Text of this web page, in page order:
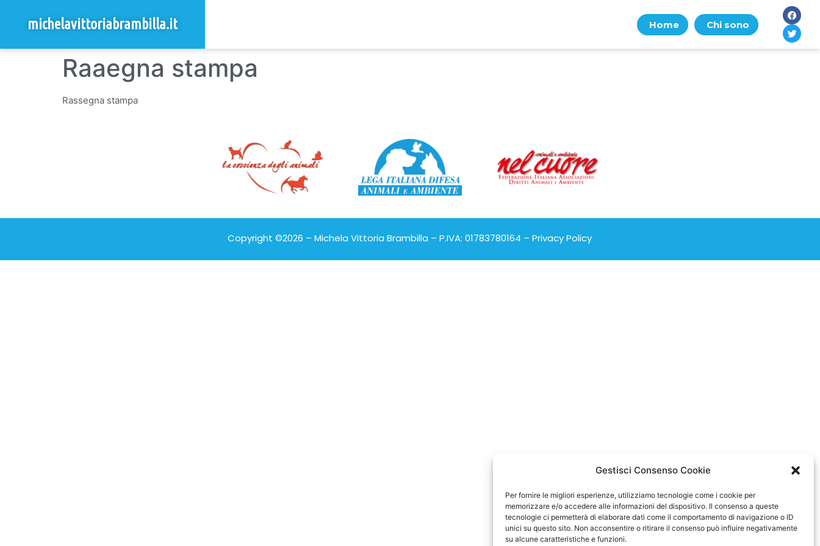
Gestisci Consenso Cookie
Per fornire le migliori esperienze, utilizziamo tecnologie come i cookie per
memorizzare e/o accedere alle informazioni del dispositivo. Il consenso a queste
tecnologie ci permetterà di elaborare dati come il comportamento di navigazione o ID
unici su questo sito. Non acconsentire o ritirare il consenso può influire negativamente
su alcune caratteristiche e funzioni.
michelavittoriabrambilla.it Home Chi sono
Raaegna stampa
Rassegna stampa
Copyright ©2026 – Michela Vittoria Brambilla – P.IVA: 01783780164 –Privacy Policy